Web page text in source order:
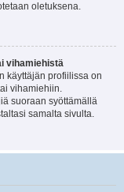
oletuksena.
vihamiehistä
käyttäjän profiilissa on
vihamiehiin.
suoraan syöttämällä
samalta sivulta.